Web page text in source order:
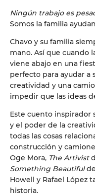
Ningún trabajo es
Somos la familia
Chavo y su familia
mano. Así que cuando
viene abajo en una
perfecto para ayudar a
creatividad y una
impedir que las ideas
Este cuento inspirador
y el poder de la
todas las cosas
construcción y
Oge Mora, The Artivist
Something Beautifulde
Howell y Rafael López
historia.